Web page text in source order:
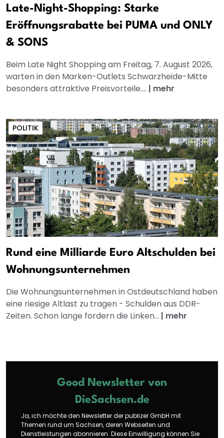
Late-Night-Shopping: Starke
Eröffnungsrabatte bei PUMA und ONLY
& SONS
Beim Late Night Shopping am Freitag, 7. August 2026,
warten in den Marken-Outlets Schwarzheide-Mitte
besonders attraktive Preisvorteile.... | mehr
POLITIK
Rund eine Milliarde Euro Altschulden bei
Wohnungsunternehmen
Die Wohnungsunternehmen in Ostdeutschland haben
eine riesige Altlast zu tragen - Schulden aus DDR-
Zeiten. Schon lange fordern die Linken... | mehr
Good Newsletter von
DieSachsen.de
Ja, ich möchte den Newsletter der publizer GmbH mit
Themen rund um Sachsen, deren Webseiten und
Dienstleistungen abonnieren. Diese Einwilligung können Sie